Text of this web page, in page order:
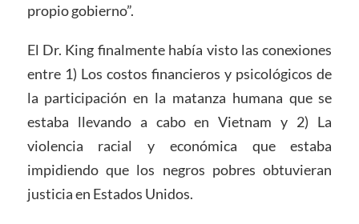
propio gobierno”.
El Dr. King finalmente había visto las conexiones
entre 1) Los costos financieros y psicológicos de
la participación en la matanza humana que se
estaba llevando a cabo en Vietnam y 2) La
violencia racial y económica que estaba
impidiendo que los negros pobres obtuvieran
justicia en Estados Unidos.